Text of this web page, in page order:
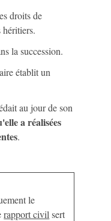
droits de
héritiers.
la succession.
établit un
au jour de son
a réalisées
.
le
rapport civil sert